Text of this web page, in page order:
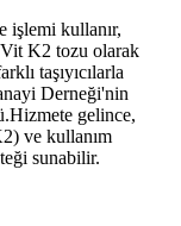
işlemi kullanır,
Vit K2 tozu olarak
taşıyıcılarla
Derneği'nin
gelince,
ve kullanım
sunabilir.